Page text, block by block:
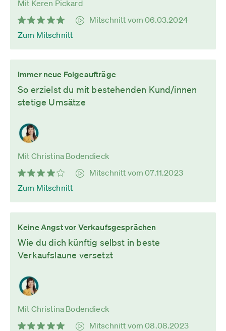
Mit Keren Pickard
Mitschnitt vom 06.03.2024
Zum Mitschnitt
Immer neue Folgeaufträge
So erzielst du mit bestehenden Kund/innen
stetige Umsätze
Mit Christina Bodendieck
Mitschnitt vom 07.11.2023
Zum Mitschnitt
Keine Angst vor Verkaufsgesprächen
Wie du dich künftig selbst in beste
Verkaufslaune versetzt
Mit Christina Bodendieck
Mitschnitt vom 08.08.2023